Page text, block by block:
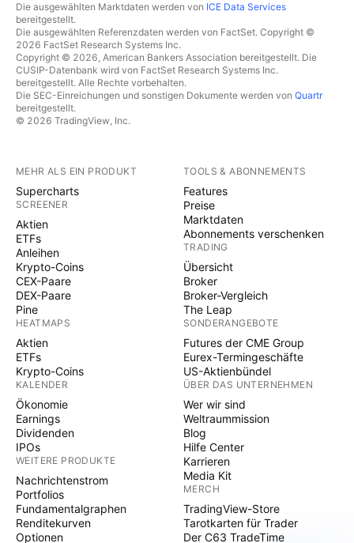
Die ausgewählten Marktdaten werden von ICE Data Services
bereitgestellt.
Die ausgewählten Referenzdaten werden von FactSet. Copyright ©
2026 FactSet Research Systems Inc.
Copyright © 2026, American Bankers Association bereitgestellt. Die
CUSIP-Datenbank wird von FactSet Research Systems Inc.
bereitgestellt. Alle Rechte vorbehalten.
Die SEC-Einreichungen und sonstigen Dokumente werden von Quartr
bereitgestellt.
© 2026 TradingView, Inc.
MEHR ALS EIN PRODUKT
Supercharts
SCREENER
Aktien
ETFs
Anleihen
Krypto-Coins
CEX-Paare
DEX-Paare
Pine
HEATMAPS
Aktien
ETFs
Krypto-Coins
KALENDER
Ökonomie
Earnings
Dividenden
IPOs
WEITERE PRODUKTE
Nachrichtenstrom
Portfolios
Fundamentalgraphen
Renditekurven
Optionen
TOOLS & ABONNEMENTS
Features
Preise
Marktdaten
Abonnements verschenken
TRADING
Übersicht
Broker
Broker-Vergleich
The Leap
SONDERANGEBOTE
Futures der CME Group
Eurex-Termingeschäfte
US-Aktienbündel
ÜBER DAS UNTERNEHMEN
Wer wir sind
Weltraummission
Blog
Hilfe Center
Karrieren
Media Kit
MERCH
TradingView-Store
Tarotkarten für Trader
Der C63 TradeTime